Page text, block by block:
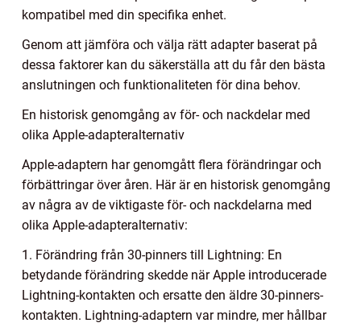
kompatibel med din specifika enhet.
Genom att jämföra och välja rätt adapter baserat på
dessa faktorer kan du säkerställa att du får den bästa
anslutningen och funktionaliteten för dina behov.
En historisk genomgång av för- och nackdelar med
olika Apple-adapteralternativ
Apple-adaptern har genomgått flera förändringar och
förbättringar över åren. Här är en historisk genomgång
av några av de viktigaste för- och nackdelarna med
olika Apple-adapteralternativ:
1. Förändring från 30-pinners till Lightning: En
betydande förändring skedde när Apple introducerade
Lightning-kontakten och ersatte den äldre 30-pinners-
kontakten. Lightning-adaptern var mindre, mer hållbar